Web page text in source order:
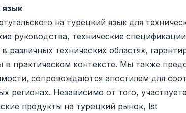
язык
на турецкий язык для
руководства, технические
технических областях,
практическом контексте. Мы также
сопровождаются апостилем для
регионах. Независимо от того,
продукты на турецкий рынок, Ist